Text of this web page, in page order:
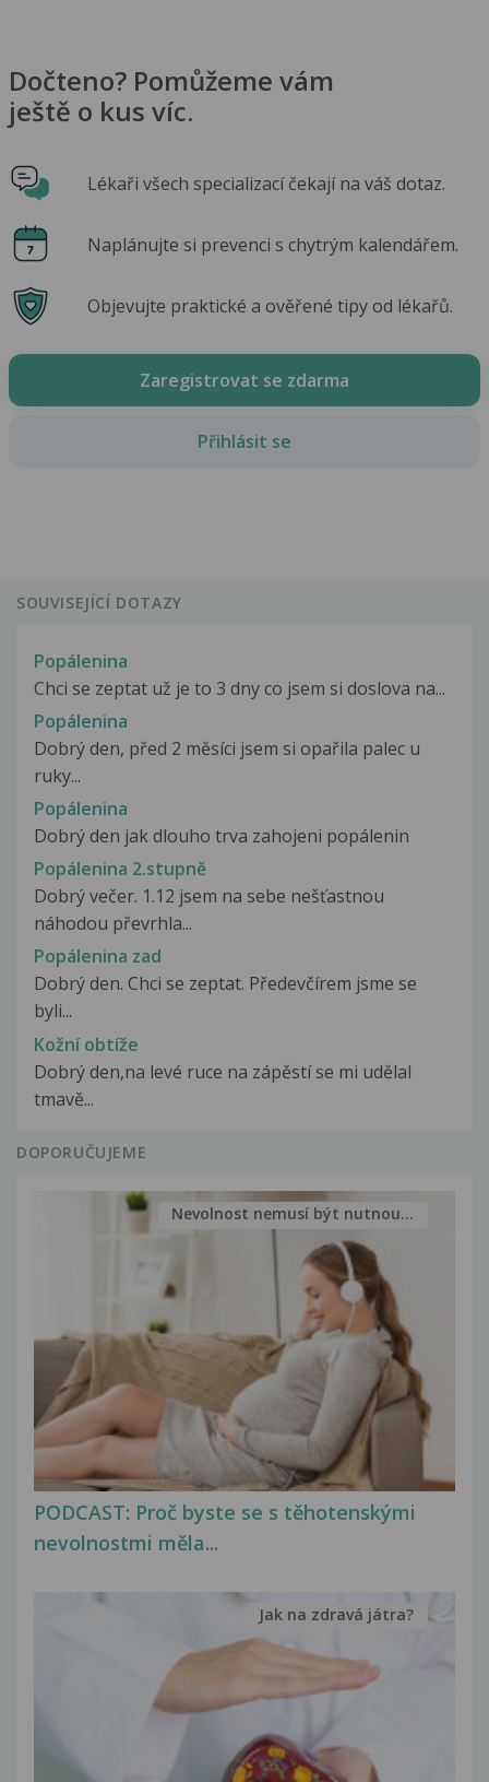
Dočteno? Pomůžeme vám
ještě o kus víc.
Lékaři všech specializací čekají na váš dotaz.
Naplánujte si prevenci s chytrým kalendářem.
Objevujte praktické a ověřené tipy od lékařů.
Zaregistrovat se zdarma
Přihlásit se
SOUVISEJÍCÍ DOTAZY
Popálenina
Chci se zeptat už je to 3 dny co jsem si doslova na...
Popálenina
Dobrý den, před 2 měsíci jsem si opařila palec u
ruky...
Popálenina
Dobrý den jak dlouho trva zahojeni popálenin
Popálenina 2.stupně
Dobrý večer. 1.12 jsem na sebe nešťastnou
náhodou převrhla...
Popálenina zad
Dobrý den. Chci se zeptat. Předevčírem jsme se
byli...
Kožní obtíže
Dobrý den,na levé ruce na zápěstí se mi udělal
tmavě...
DOPORUČUJEME
PODCAST: Proč byste se s těhotenskými
nevolnostmi měla...
Nevolnost nemusí být nutnou...
Jak na zdravá játra?